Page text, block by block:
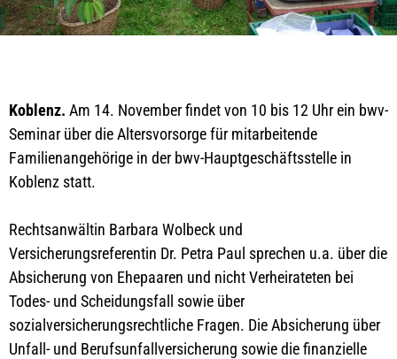
Koblenz. Am 14. November findet von 10 bis 12 Uhr ein bwv-
Seminar über die Altersvorsorge für mitarbeitende
Familienangehörige in der bwv-Hauptgeschäftsstelle in
Koblenz statt.
Rechtsanwältin Barbara Wolbeck und
Versicherungsreferentin Dr. Petra Paul sprechen u.a. über die
Absicherung von Ehepaaren und nicht Verheirateten bei
Todes- und Scheidungsfall sowie über
sozialversicherungsrechtliche Fragen. Die Absicherung über
Unfall- und Berufsunfallversicherung sowie die finanzielle